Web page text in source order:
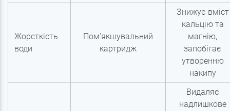
Жорсткість
води
Пом'якшувальний
картридж
Знижує вміст
кальцію та
магнію,
запобігає
утворенню
накипу
Видаляє
надлишкове